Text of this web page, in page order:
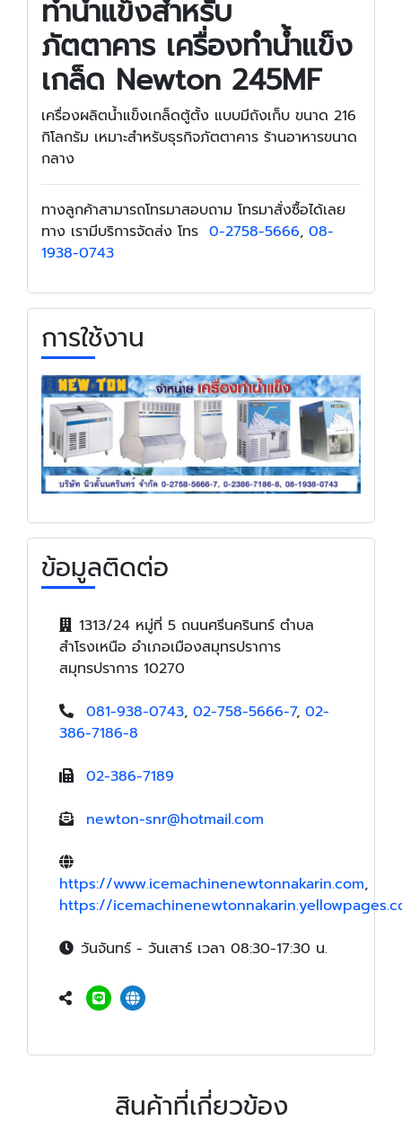
ทำน้ำแข็งสำหรับ
ภัตตาคาร เครื่องทำน้ำแข็ง
เกล็ด Newton 245MF
เครื่องผลิตน้ำแข็งเกล็ดตู้ตั้ง แบบมีถังเก็บ ขนาด 216
กิโลกรัม เหมาะสำหรับธุรกิจภัตตาคาร ร้านอาหารขนาด
กลาง
ทางลูกค้าสามารถโทรมาสอบถาม โทรมาสั่งซื้อได้เลย
ทาง เรามีบริการจัดส่ง โทร 0-2758-5666, 08-
1938-0743
การใช้งาน
ข้อมูลติดต่อ
1313/24 หมู่ที่ 5 ถนนศรีนครินทร์ ตำบล
สำโรงเหนือ อำเภอเมืองสมุทรปราการ
สมุทรปราการ 10270
081-938-0743, 02-758-5666-7, 02-
386-7186-8
02-386-7189
newton-snr@hotmail.com
https://www.icemachinenewtonnakarin.com,
https://
วันจันทร์ - วันเสาร์ เวลา 08:30-17:30 น.
สินค้าที่เกี่ยวข้อง